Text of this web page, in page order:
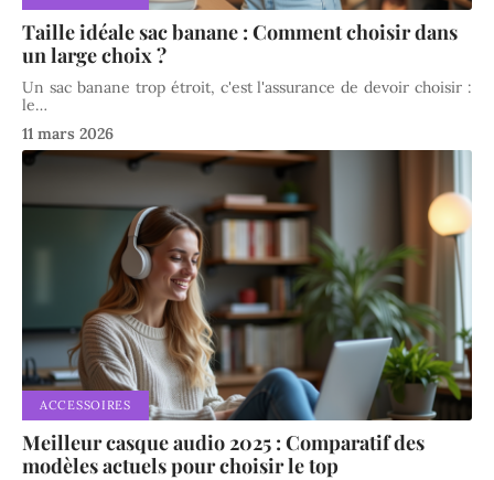
Taille idéale sac banane : Comment choisir dans
un large choix ?
Un sac banane trop étroit, c'est l'assurance de devoir choisir :
le…
11 mars 2026
ACCESSOIRES
Meilleur casque audio 2025 : Comparatif des
modèles actuels pour choisir le top